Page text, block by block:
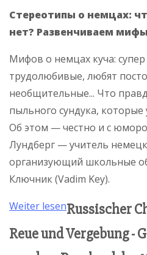
Стереотипы о немцах:
нет? Развенчиваем
Мифов о немцах куча:
трудолюбивые, любят
необщительные... Что
пыльного сундука,
Об этом — честно и с
Лундберг — учитель
организующий школьные
Ключник (Vadim Key).
Weiter lesenRussischer
Reue und Vergebung -